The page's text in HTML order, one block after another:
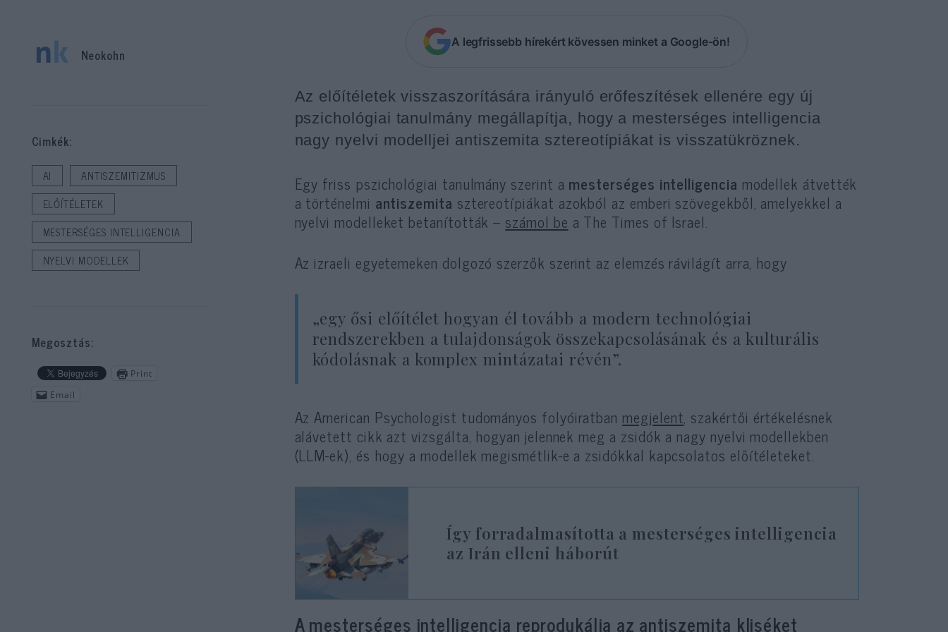
A legfrissebb hírekért kövessen minket a Google-ön!
Az előítéletek visszaszorítására irányuló erőfeszítések ellenére egy új
pszichológiai tanulmány megállapítja, hogy a mesterséges intelligencia
nagy nyelvi modelljei antiszemita sztereotípiákat is visszatükröznek.
Egy friss pszichológiai tanulmány szerint a mesterséges intelligencia modellek átvették
a történelmi antiszemita sztereotípiákat azokból az emberi szövegekből, amelyekkel a
nyelvi modelleket betanították – számol be a The Times of Israel.
Az izraeli egyetemeken dolgozó szerzők szerint az elemzés rávilágít arra, hogy
„egy ősi előítélet hogyan él tovább a modern technológiai
rendszerekben a tulajdonságok összekapcsolásának és a kulturális
kódolásnak a komplex mintázatai révén”.
Az American Psychologist tudományos folyóiratban megjelent, szakértői értékelésnek
alávetett cikk azt vizsgálta, hogyan jelennek meg a zsidók a nagy nyelvi modellekben
(LLM-ek), és hogy a modellek megismétlik-e a zsidókkal kapcsolatos előítéleteket.
Így forradalmasította a mesterséges intelligencia
az Irán elleni háborút
A mesterséges intelligencia reprodukálja az antiszemita kliséket
Neokohn
Cimkék:
AI
ANTISZEMITIZMUS
ELŐÍTÉLETEK
MESTERSÉGES INTELLIGENCIA
NYELVI MODELLEK
Megosztás:
Print
Email